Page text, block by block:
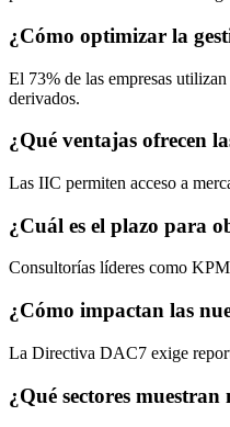
¿Cómo optimizar la
El 73% de las empresas
derivados.
¿Qué ventajas ofrecen
Las IIC permiten acceso a
¿Cuál es el plazo para
Consultorías líderes como
¿Cómo impactan las
La Directiva DAC7 exige
¿Qué sectores